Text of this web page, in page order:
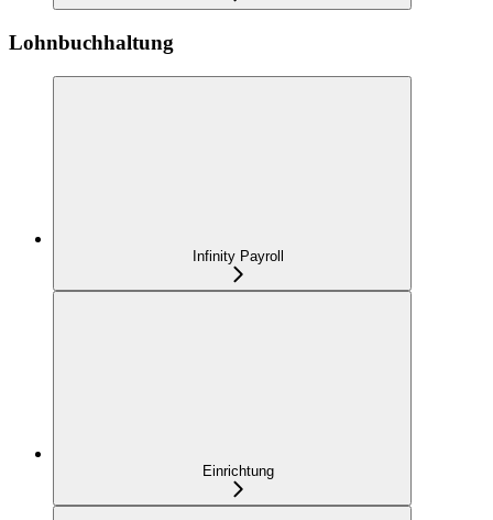
Lohnbuchhaltung
Infinity Payroll
Einrichtung